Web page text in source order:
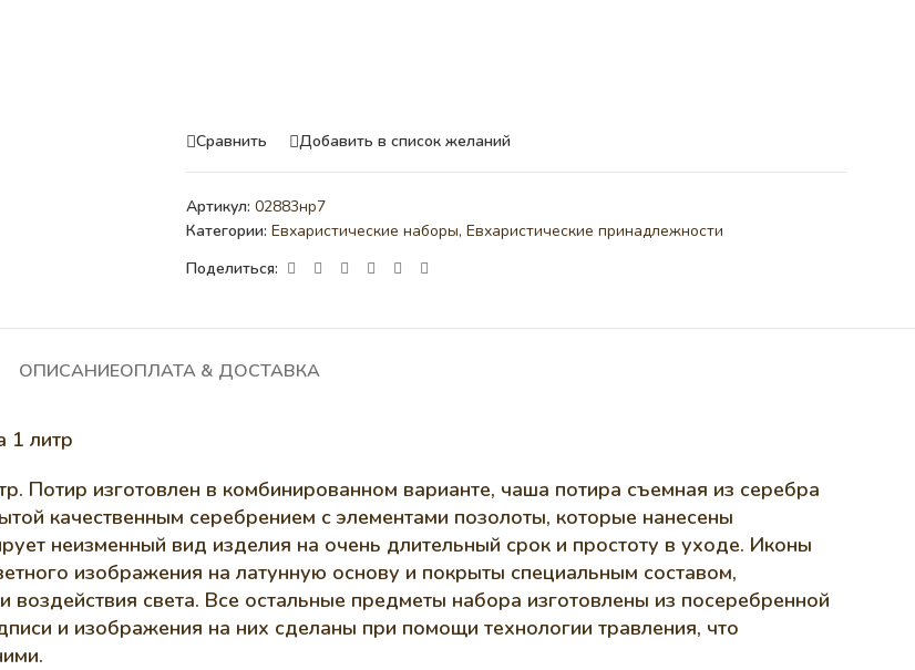
Сравнить Добавить в список желаний
Артикул: 02883нр7
Категории: Евхаристические наборы, Евхаристические принадлежности
Поделиться:
ОПИСАНИЕОПЛАТА & ДОСТАВКА
1 литр
Потир изготовлен в комбинированном варианте, чаша потира съемная из серебра
качественным серебрением с элементами позолоты, которые нанесены
неизменный вид изделия на очень длительный срок и простоту в уходе. Иконы
изображения на латунную основу и покрыты специальным составом,
света. Все остальные предметы набора изготовлены из посеребренной
и изображения на них сделаны при помощи технологии травления, что